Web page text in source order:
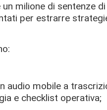
milione di sentenze
per estrarre
audio mobile a
e checklist operativa;